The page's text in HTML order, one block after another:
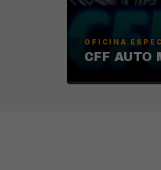
OFICINA
CFF AUTO